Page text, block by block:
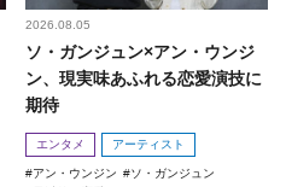
2026.08.05
ソ・ガンジュン×アン・ウンジ
ン、現実味あふれる恋愛演技に
期待
エンタメ アーティスト
アン・ウンジン
ソ・ガンジュン